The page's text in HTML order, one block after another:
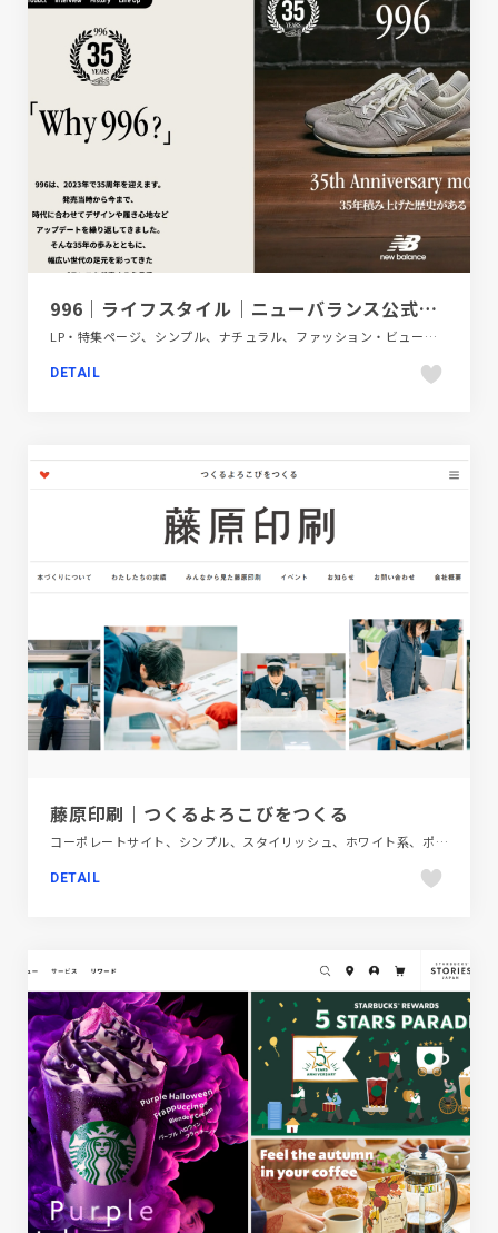
996｜ライフスタイル｜ニューバランス公式通販 | New Balance
LP・特集ページ、シンプル、ナチュラル、ファッション・ビューティー、ブラウン系、ベージュ・ゴールド系、動画が流れる、大きめ写真
DETAIL
藤原印刷｜つくるよろこびをつくる
コーポレートサイト、シンプル、スタイリッシュ、ホワイト系、ポップ、金融・法律・人材・専門職
DETAIL